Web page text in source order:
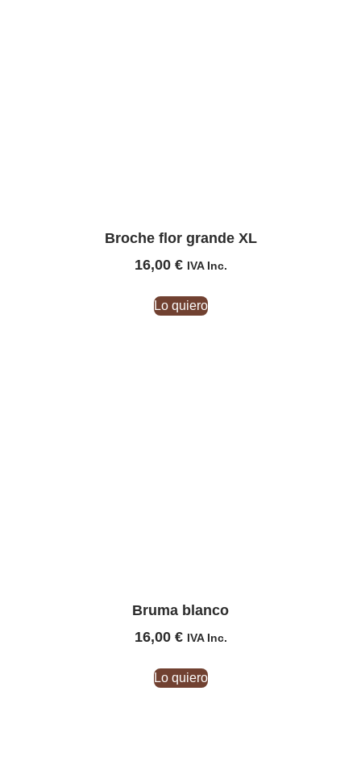
Broche flor grande XL
16,00 € IVA Inc.
Lo quiero
Bruma blanco
16,00 € IVA Inc.
Lo quiero